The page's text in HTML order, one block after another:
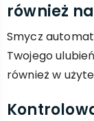
również
Smycz
Twojego
również w